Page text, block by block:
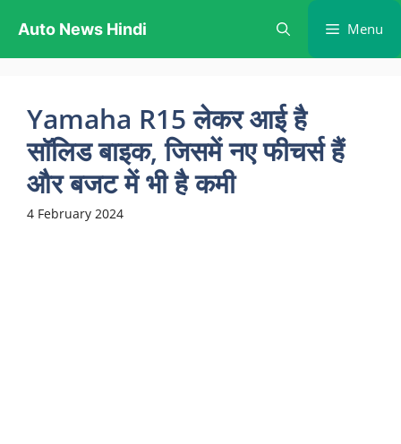
content
Auto News Hindi Menu
Yamaha R15 लेकर आई है
सॉलिड बाइक, जिसमें नए फीचर्स हैं
और बजट में भी है कमी
4 February 2024